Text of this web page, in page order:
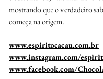
mostrando que o verdadeiro
começa na origem.
www.espiritocacau.com.br
www.instagram.com/
www.facebook.com/